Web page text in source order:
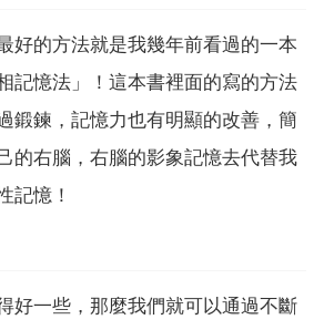
好的方法就是我幾年前看過的一本
記憶法」！這本書裡面的寫的方法
鍛鍊，記憶力也有明顯的改善，簡
的右腦，右腦的影象記憶去代替我
記憶！
好一些，那麼我們就可以通過不斷